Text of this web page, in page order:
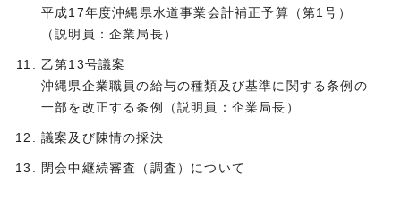
平成17年度沖縄県水道事業会計補正予算（第1号）
（説明員：企業局長）
乙第13号議案
沖縄県企業職員の給与の種類及び基準に関する条例の
一部を改正する条例（説明員：企業局長）
議案及び陳情の採決
閉会中継続審査（調査）について